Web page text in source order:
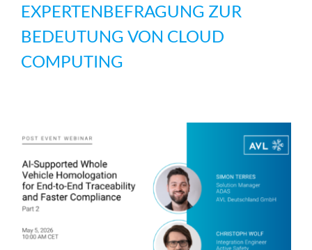
EXPERTENBEFRAGUNG ZUR
BEDEUTUNG VON CLOUD
COMPUTING